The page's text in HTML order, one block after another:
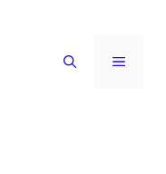
MENU